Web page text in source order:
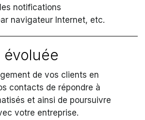
notifications
navigateur Internet, etc.
évoluée
de vos clients en
contacts de répondre à
et ainsi de poursuivre
votre entreprise.